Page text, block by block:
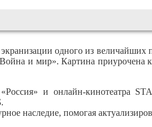
одного из
и мир». Картина приурочена
и онлайн-кинотеатра
наследие, помогая